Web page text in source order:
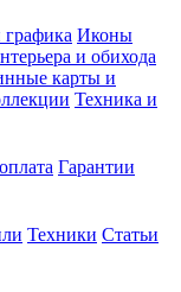
Иконы
и обихода
карты и
Техника и
Гарантии
Техники Статьи